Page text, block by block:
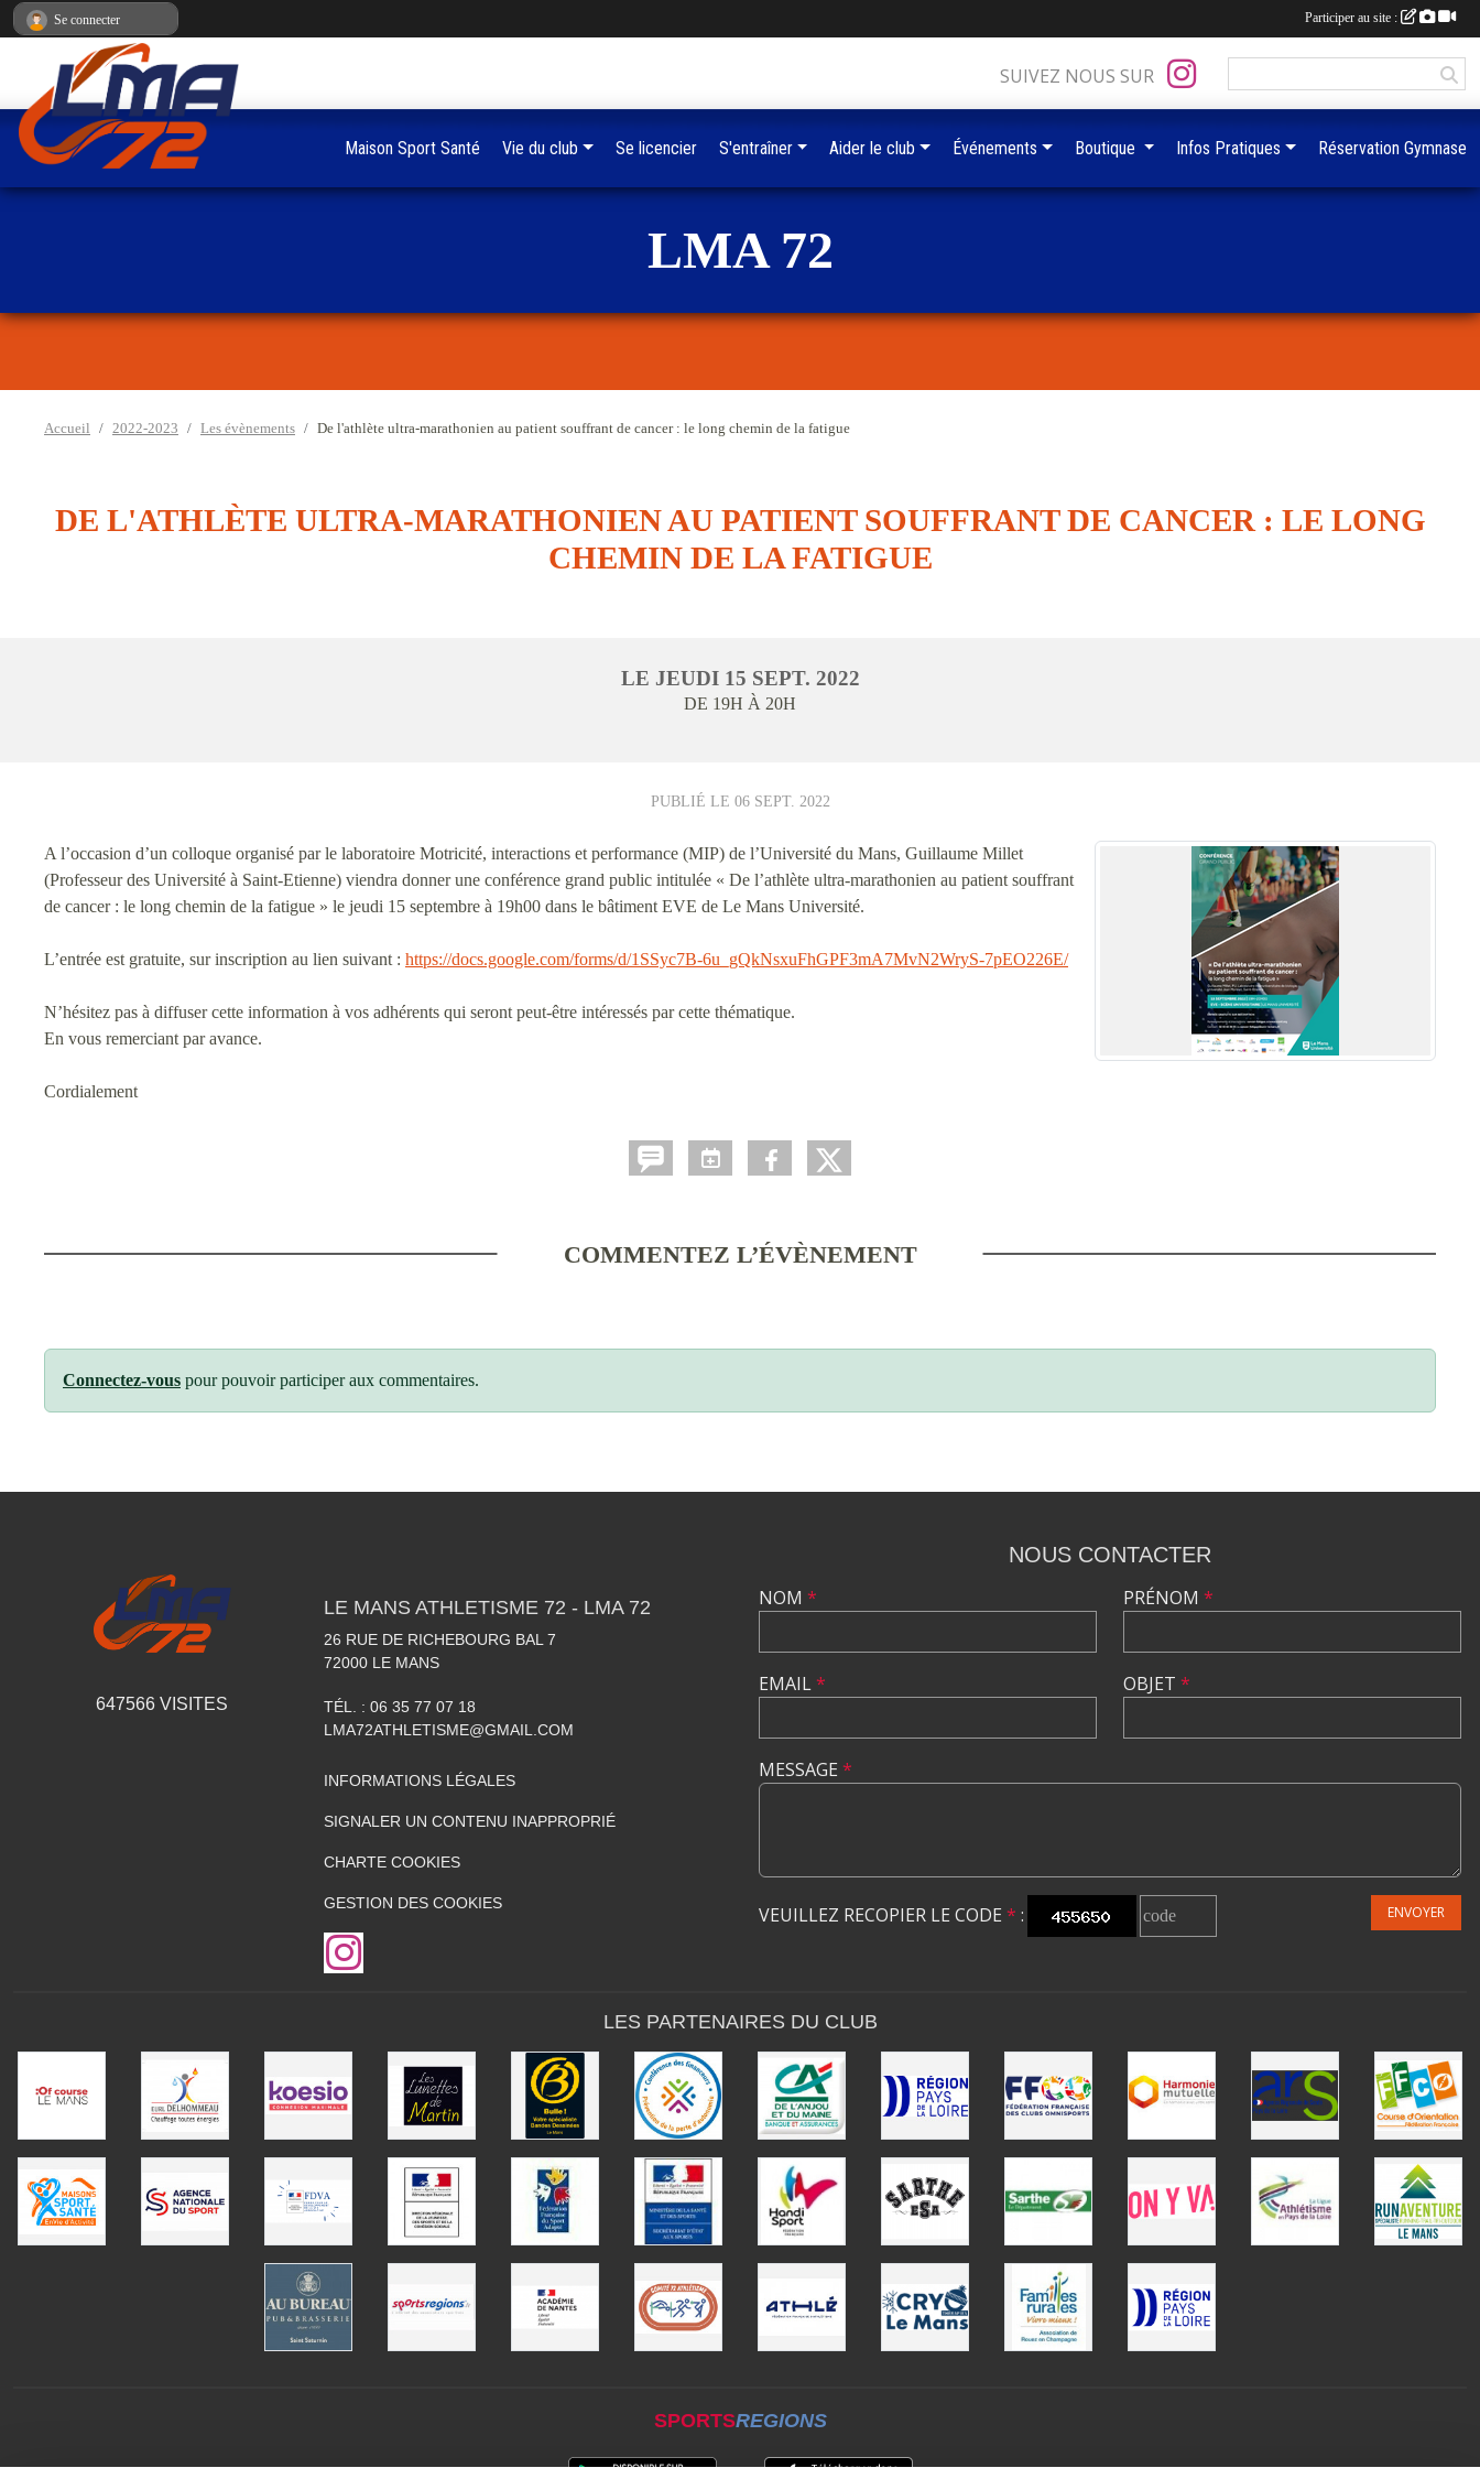
LMA 72
Accueil 2022-2023 Les évènements De l'athlète ultra-marathonien au patient souffrant de cancer : le long chemin de la fatigue
DE L'ATHLÈTE ULTRA-MARATHONIEN AU PATIENT SOUFFRANT DE CANCER : LE LONG
CHEMIN DE LA FATIGUE
LE JEUDI 15 SEPT. 2022
DE 19H À 20H
PUBLIÉ LE 06 SEPT. 2022
A l’occasion d’un colloque organisé par le laboratoire Motricité, interactions et performance (MIP) de l’Université du Mans, Guillaume Millet
(Professeur des Université à Saint-Etienne) viendra donner une conférence grand public intitulée « De l’athlète ultra-marathonien au patient souffrant
de cancer : le long chemin de la fatigue » le jeudi 15 septembre à 19h00 dans le bâtiment EVE de Le Mans Université.
L’entrée est gratuite, sur inscription au lien suivant : https://docs.google.com/forms/d/1SSyc7B-6u_gQkNsxuFhGPF3mA7MvN2WryS-7pEO226E/
N’hésitez pas à diffuser cette information à vos adhérents qui seront peut-être intéressés par cette thématique.
En vous remerciant par avance.
Cordialement
COMMENTEZ L’ÉVÈNEMENT
Connectez-vous pour pouvoir participer aux commentaires.
SUIVEZ NOUS SUR
Maison Sport Santé Vie du club Se licencier S'entraîner Aider le club Événements Boutique Infos Pratiques Réservation Gymnase
647566 VISITES
LE MANS ATHLETISME 72 - LMA 72
26 RUE DE RICHEBOURG BAL 7
72000 LE MANS
TÉL. : 06 35 77 07 18
LMA72ATHLETISME@GMAIL.COM
INFORMATIONS LÉGALES
SIGNALER UN CONTENU INAPPROPRIÉ
CHARTE COOKIES
GESTION DES COOKIES
NOUS CONTACTER
NOM *
EMAIL*
PRÉNOM *
OBJET *
MESSAGE *
VEUILLEZ RECOPIER LE CODE * : ENVOYER
LES PARTENAIRES DU CLUB
SPORTSREGIONS
Se connecter Participer au site :
Panneau de gestion des cookies